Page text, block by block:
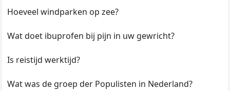
Hoeveel windparken op zee?
Wat doet ibuprofen bij pijn in uw gewricht?
Is reistijd werktijd?
Wat was de groep der Populisten in Nederland?